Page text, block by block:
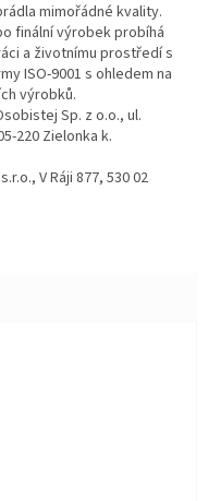
mimořádné kvality.
finální výrobek probíhá
a životnímu prostředí s
ISO-9001 s ohledem na
výrobků.
Sp. z o.o., ul.
220 Zielonka k.
V Ráji 877, 530 02
5 hvězdiček.